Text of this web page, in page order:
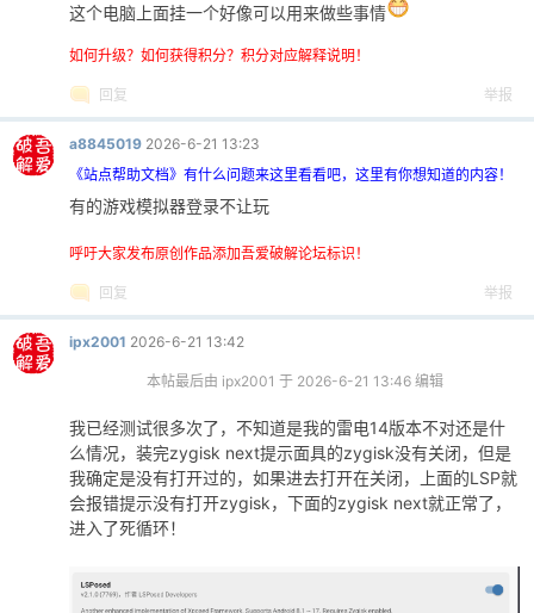
这个电脑上面挂一个好像可以用来做些事情
如何升级？如何获得积分？积分对应解释说明！
回复 举报
a8845019 2026-6-21 13:23
《站点帮助文档》有什么问题来这里看看吧，这里有你想知道的内容！
有的游戏模拟器登录不让玩
呼吁大家发布原创作品添加吾爱破解论坛标识！
回复 举报
ipx2001 2026-6-21 13:42
本帖最后由 ipx2001 于 2026-6-21 13:46 编辑
我已经测试很多次了，不知道是我的雷电14版本不对还是什
么情况，装完zygisk next提示面具的zygisk没有关闭，但是
我确定是没有打开过的，如果进去打开在关闭，上面的LSP就
会报错提示没有打开zygisk，下面的zygisk next就正常了，
进入了死循环！